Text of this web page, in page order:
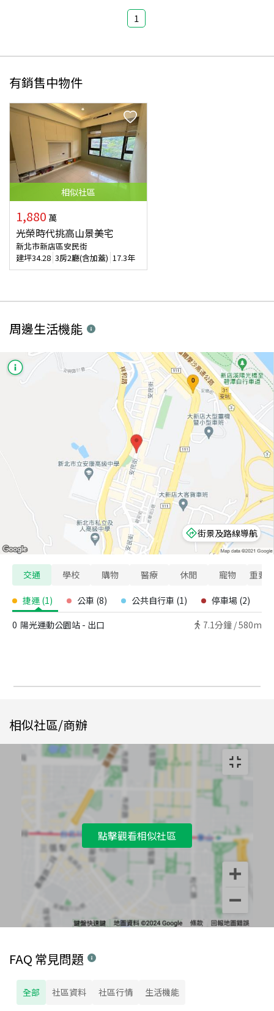
1
有銷售中物件
相似社區
1,880 萬
光榮時代挑高山景美宅
新北市新店區安民街
建坪34.28 3房2廳(含加蓋) 17.3年
周邊生活機能
街景及路線導航
交通 學校 購物 醫療 休閒 寵物 重要
捷運 (1) 公車 (8) 公共自行車 (1) 停車場 (2)
0 陽光運動公園站 - 出口 7.1分鐘 /580m
相似社區/商辦
點擊觀看相似社區
FAQ 常見問題
全部 社區資料 社區行情 生活機能